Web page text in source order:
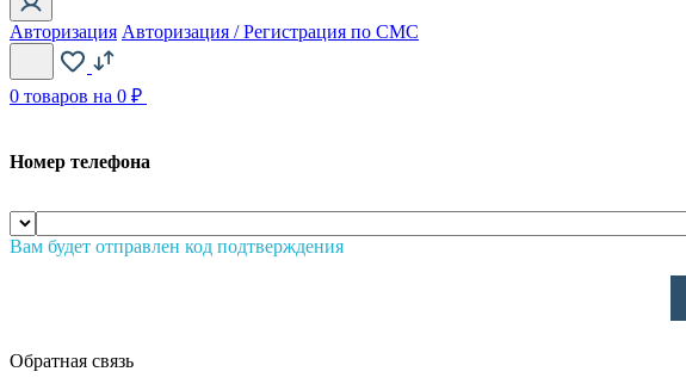
Авторизация Авторизация / Регистрация по СМС
0 товаров на 0 ₽
Номер телефона
Вам будет отправлен код подтверждения
Обратная связь